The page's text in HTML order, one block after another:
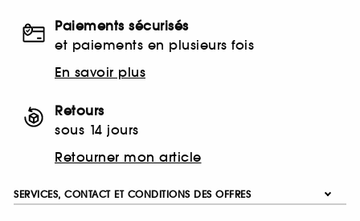
Paiements sécurisés
et paiements en plusieurs fois
En savoir plus
Retours
sous 14 jours
Retourner mon article
SERVICES, CONTACT ET CONDITIONS DES OFFRES